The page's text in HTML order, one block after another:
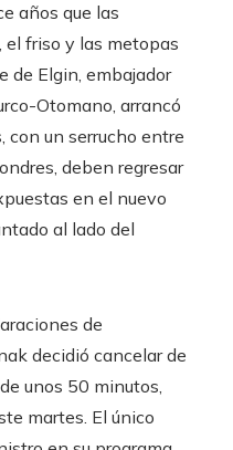
años que las
el friso y las metopas
de Elgin, embajador
Otomano, arrancó
con un serrucho entre
deben regresar
en el nuevo
al lado del
de
decidió cancelar de
unos 50 minutos,
martes. El único